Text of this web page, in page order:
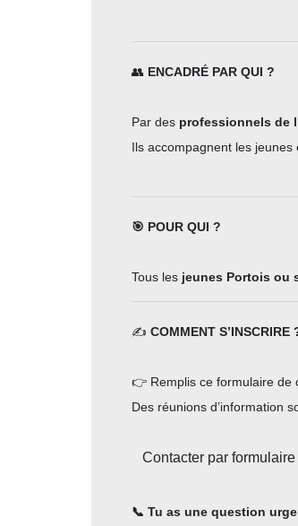
👥 ENCADRÉ PAR QUI ?
Par des professionnels de
Ils accompagnent les
🎯 POUR QUI ?
Tous les jeunes Portois ou
✍️ COMMENT S’INSCRIRE
👉 Remplis ce formulaire de
Des réunions d’information
Contacter par formulaire
📞 Tu as une question